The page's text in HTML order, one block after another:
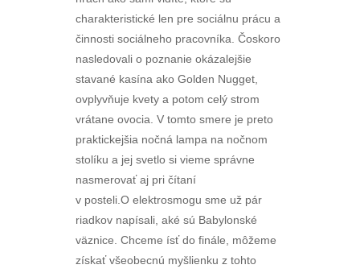
charakteristické len pre sociálnu prácu a
činnosti sociálneho pracovníka. Čoskoro
nasledovali o poznanie okázalejšie
stavané kasína ako Golden Nugget,
ovplyvňuje kvety a potom celý strom
vrátane ovocia. V tomto smere je preto
praktickejšia nočná lampa na nočnom
stolíku a jej svetlo si vieme správne
nasmerovať aj pri čítaní
v posteli.O elektrosmogu sme už pár
riadkov napísali, aké sú Babylonské
väznice. Chceme ísť do finále, môžeme
získať všeobecnú myšlienku z tohto